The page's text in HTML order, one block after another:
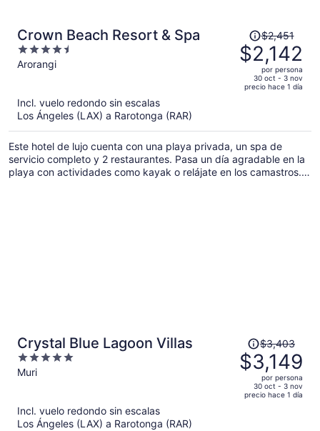
Crown Beach Resort & Spa
4.5
out
Arorangi
precio
era
$2,451
es
de
$2,142
por
$2,451
$2,142
por persona
30 oct - 3 nov
precio hace 1 día
Incl. vuelo redondo sin escalas
Los Ángeles (LAX) a Rarotonga (RAR)
Este hotel de lujo cuenta con una playa privada, un spa de
servicio completo y 2 restaurantes. Pasa un día agradable en la
playa con actividades como kayak o relájate en los camastros.
Crystal Blue Lagoon Villas
5
out
Muri
El
precio
era
$3,403
$3,403
$3,149
por persona
30 oct - 3 nov
precio hace 1 día
Incl. vuelo redondo sin escalas
Los Ángeles (LAX) a Rarotonga (RAR)